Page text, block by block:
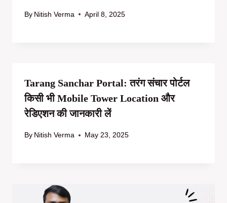
By Nitish Verma April 8, 2025
Tarang Sanchar Portal: तरंग संचार पोर्टल
किसी भी Mobile Tower Location और
रेडिएशन की जानकारी लें
By Nitish Verma May 23, 2025